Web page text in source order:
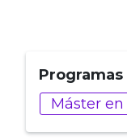
Máster